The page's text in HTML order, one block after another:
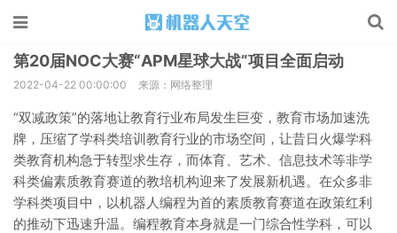
第20届NOC大赛“APM星球大战”项目全面启动
2022-04-22 00:00:00 来源：网络整理
“双减政策”的落地让教育行业布局发生巨变，教育市场加速洗
牌，压缩了学科类培训教育行业的市场空间，让昔日火爆学科
类教育机构急于转型求生存，而体育、艺术、信息技术等非学
科类偏素质教育赛道的教培机构迎来了发展新机遇。在众多非
学科类项目中，以机器人编程为首的素质教育赛道在政策红利
的推动下迅速升温。编程教育本身就是一门综合性学科，可以